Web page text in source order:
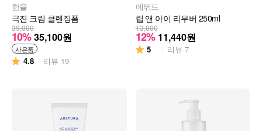
한율
극진 크림 클렌징폼
39,000
10% 35,100원
사은품
4.8 리뷰 19
에뛰드
립 앤 아이 리무버 250ml
13,000
12% 11,440원
5 리뷰 7